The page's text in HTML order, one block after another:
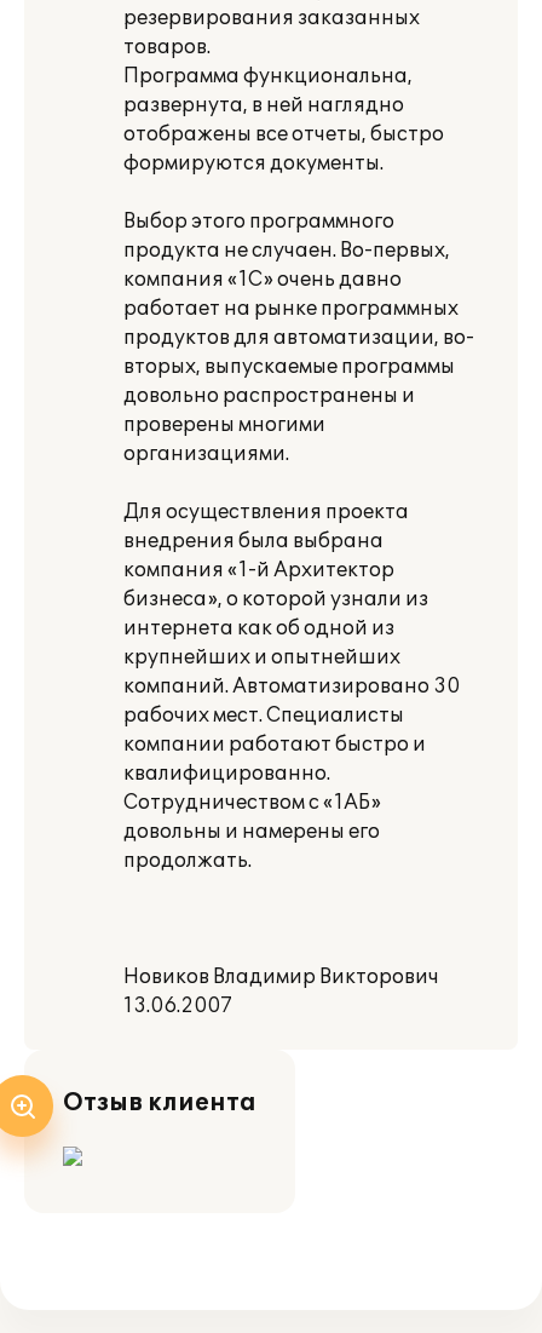
резервирования заказанных
товаров.
Программа функциональна,
развернута, в ней наглядно
отображены все отчеты, быстро
формируются документы.
Выбор этого программного
продукта не случаен. Во-первых,
компания «1С» очень давно
работает на рынке программных
продуктов для автоматизации, во-
вторых, выпускаемые программы
довольно распространены и
проверены многими
организациями.
Для осуществления проекта
внедрения была выбрана
компания «1-й Архитектор
бизнеса», о которой узнали из
интернета как об одной из
крупнейших и опытнейших
компаний. Автоматизировано 30
рабочих мест. Специалисты
компании работают быстро и
квалифицированно.
Сотрудничеством с «1АБ»
довольны и намерены его
продолжать.
Новиков Владимир Викторович
13.06.2007
Отзыв клиента